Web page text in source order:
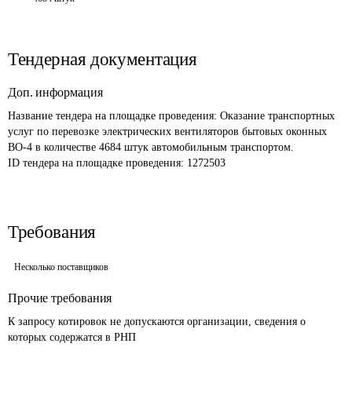
Тендерная документация
Доп. информация
Название тендера на площадке проведения: Оказание транспортных
услуг по перевозке электрических вентиляторов бытовых оконных
ВО-4 в количестве 4684 штук автомобильным транспортом.
ID тендера на площадке проведения: 1272503
Требования
Несколько поставщиков
Прочие требования
К запросу котировок не допускаются организации, сведения о
которых содержатся в РНП